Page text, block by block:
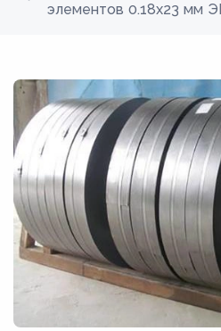
элементов 0.18x23 мм